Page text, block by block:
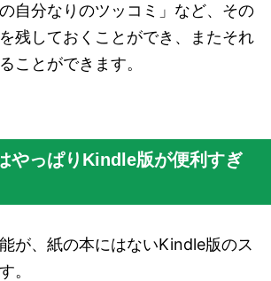
自分なりのツッコミ」など、その
残しておくことができ、またそれ
ことができます。
やっぱりKindle版が便利すぎ
が、紙の本にはないKindle版のス
。